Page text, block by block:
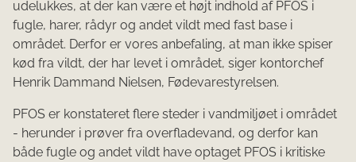
udelukkes, at der kan være et højt indhold af PFOS i
fugle, harer, rådyr og andet vildt med fast base i
området. Derfor er vores anbefaling, at man ikke spiser
kød fra vildt, der har levet i området, siger kontorchef
Henrik Dammand Nielsen, Fødevarestyrelsen.
PFOS er konstateret flere steder i vandmiljøet i området
- herunder i prøver fra overfladevand, og derfor kan
både fugle og andet vildt have optaget PFOS i kritiske